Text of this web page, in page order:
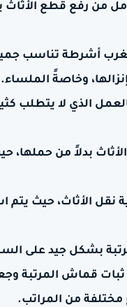
من رفع قطع
أشرطة تناسب جميع
وخاصةً الملساء.
الذي لا يتطلب
بدلاً من حملها،
نقل الأثاث، حيث يتم
بشكل جيد على
قماش المرتبة
مختلفة من المراتب.